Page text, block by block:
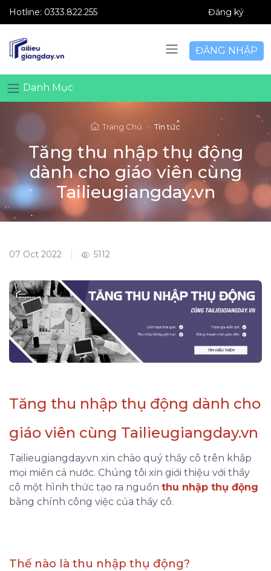
Hotline: 0333.822.255 Đăng ký
ĐĂNG NHẬP
Danh Mục
Trang Chủ Tin tức
Tăng thu nhập thụ động
dành cho giáo viên cùng
Tailieugiangday.vn
07 Oct 2022 5112
Tăng thu nhập thụ động dành cho
giáo viên cùng Tailieugiangday.vn
Tailieugiangday.vn xin chào quý thầy cô trên khắp
mọi miền cả nước. Chúng tôi xin giới thiệu với thầy
cô một hình thức tạo ra nguồn thu nhập thụ động
bằng chính công việc của thầy cô.
Thế nào là thu nhập thụ động?